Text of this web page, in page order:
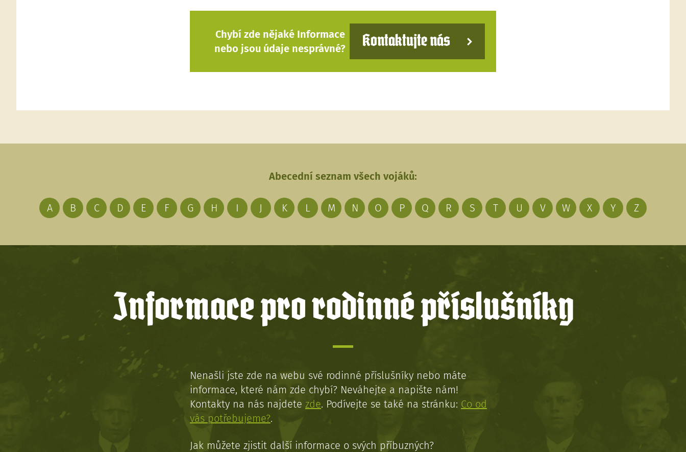
Chybí zde nějaké Informace
nebo jsou údaje nesprávné?
Kontaktujte nás
Abecední seznam všech vojáků:
A B C D E F G H I J K L M N O P Q R S T U V W X Y Z
Informace pro rodinné příslušníky
Nenašli jste zde na webu své rodinné příslušníky nebo máte
informace, které nám zde chybí? Neváhejte a napište nám!
Kontakty na nás najdete zde. Podívejte se také na stránku: Co od
vás potřebujeme?.
Jak můžete zjistit další informace o svých příbuzných?